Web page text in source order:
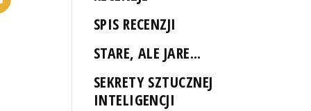
SPIS RECENZJI
STARE, ALE JARE...
SEKRETY SZTUCZNEJ
INTELIGENCJI